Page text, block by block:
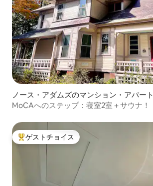
ノース・アダムズのマンション・アパート
MoCAへのステップ：寝室2室＋サウナ！
大好評のゲストチョイスです。
ゲストチョイス